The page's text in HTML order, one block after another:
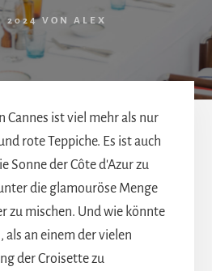
2024VON ALEX
Cannes ist viel mehr als nur
rote Teppiche. Es ist auch
Sonne der Côte d'Azur zu
die glamouröse Menge
zu mischen. Und wie könnte
als an einem der vielen
der Croisette zu